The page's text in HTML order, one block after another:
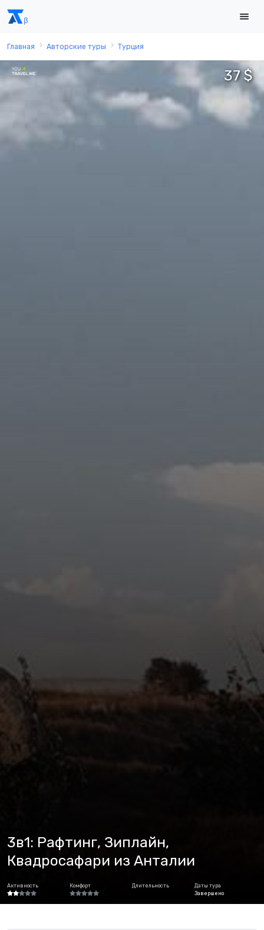
Главная Авторские туры Турция
37 $
3в1: Рафтинг, Зиплайн,
Квадросафари из Анталии
Активность Комфорт Длительность
Даты тура
Завершено